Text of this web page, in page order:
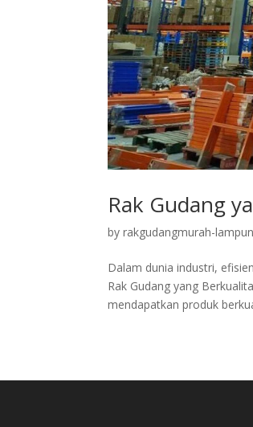
Rak Gudang
byrakgudangmurah-
Dalam dunia industri,
Rak Gudang yang
mendapatkan produk